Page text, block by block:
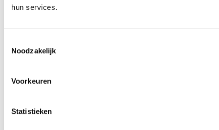
hun services.
Noodzakelijk
Voorkeuren
Statistieken